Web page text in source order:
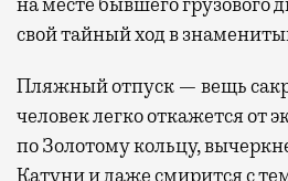
свой тайный ход в
Пляжный отпуск — вещь
человек легко откажется от
по Золотому кольцу,
Катуни и даже смирится с